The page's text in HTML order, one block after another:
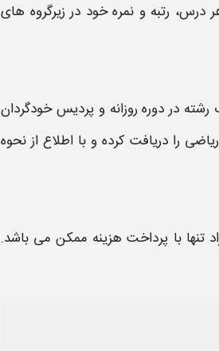
درس، رتبه و نمره خود در زیرگروه های
رشته در دوره روزانه و پردیس خودگردان
را دریافت کرده و با اطلاع از نحوه
تنها با پرداخت هزینه ممکن می باشد.